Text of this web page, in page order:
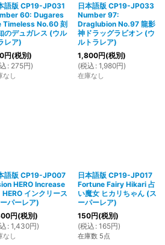
語版 CP19-JP031
60: Dugares
Timeless No.60 刻
のデュガレス (ウル
レア)
円(税別)
: 275円)
なし
日本語版 CP19-JP033
Number 97:
Draglubion No.97 龍影
神ドラッグラビオン (ウ
ルトラレア)
1,800円(税別)
(税込 : 1,980円)
在庫なし
語版 CP19-JP007
HERO Increase
HERO インクリース
パーレア)
円(税別)
: 1,430円)
なし
日本語版 CP19-JP017
Fortune Fairy Hikari 占
い魔女 ヒカリちゃん (ス
ーパーレア)
150円(税別)
(税込 : 165円)
在庫数 5点